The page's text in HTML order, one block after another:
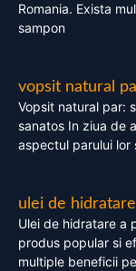
Romania. Exista
sampon
vopsit natural
Vopsit natural par:
sanatos In ziua de
aspectul parului lor
ulei de
Ulei de hidratare a
produs popular si
multiple beneficii